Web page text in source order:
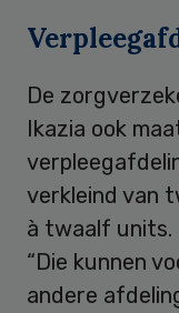
De
Ikazia ook
verkleind van
à twaalf units.
“Die kunnen
andere